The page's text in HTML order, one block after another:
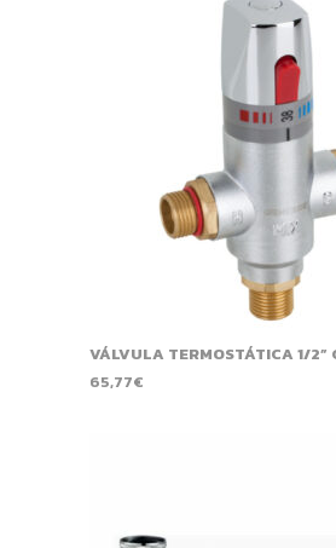
VÁLVULA TERMOSTÁTICA 1/2”
65,77€